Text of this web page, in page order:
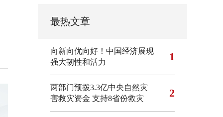
最热文章
向新向优向好！中国经济展现
强大韧性和活力
1
两部门预拨3.3亿中央自然灾
害救灾资金 支持8省份救灾
2